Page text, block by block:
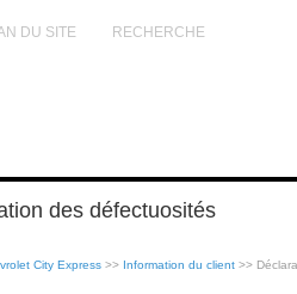
DU SITE RECHERCHE
des défectuosités
City Express >> Information du client >>